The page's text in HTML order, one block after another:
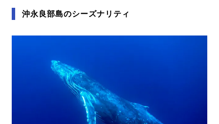
沖永良部島のシーズナリティ